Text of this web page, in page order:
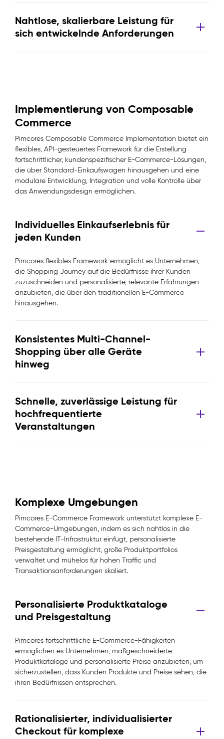
Nahtlose, skalierbare Leistung für
sich entwickelnde Anforderungen
Implementierung von Composable
Commerce
Pimcores Composable Commerce Implementation bietet ein
flexibles, API-gesteuertes Framework für die Erstellung
fortschrittlicher, kundenspezifischer E-Commerce-Lösungen,
die über Standard-Einkaufswagen hinausgehen und eine
modulare Entwicklung, Integration und volle Kontrolle über
das Anwendungsdesign ermöglichen.
Individuelles Einkaufserlebnis für
jeden Kunden
Pimcores flexibles Framework ermöglicht es Unternehmen,
die Shopping Journey auf die Bedürfnisse ihrer Kunden
zuzuschneiden und personalisierte, relevante Erfahrungen
anzubieten, die über den traditionellen E-Commerce
hinausgehen.
Konsistentes Multi-Channel-
Shopping über alle Geräte
hinweg
Schnelle, zuverlässige Leistung für
hochfrequentierte
Veranstaltungen
Komplexe Umgebungen
Pimcores E-Commerce Framework unterstützt komplexe E-
Commerce-Umgebungen, indem es sich nahtlos in die
bestehende IT-Infrastruktur einfügt, personalisierte
Preisgestaltung ermöglicht, große Produktportfolios
verwaltet und mühelos für hohen Traffic und
Transaktionsanforderungen skaliert.
Personalisierte Produktkataloge
und Preisgestaltung
Pimcores fortschrittliche E-Commerce-Fähigkeiten
ermöglichen es Unternehmen, maßgeschneiderte
Produktkataloge und personalisierte Preise anzubieten, um
sicherzustellen, dass Kunden Produkte und Preise sehen, die
ihren Bedürfnissen entsprechen.
Rationalisierter, individualisierter
Checkout für komplexe